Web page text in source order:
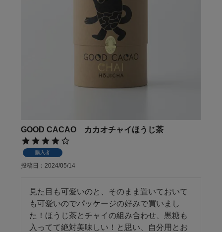
GOOD CACAO カカオチャイほうじ茶
購入者
投稿日 2024/05/14
見た目も可愛いのと、そのまま置いておいて
も可愛いのでパッケージの好みで買いまし
た！ほうじ茶とチャイの組み合わせ、黒糖も
入ってて絶対美味しい！と思い、自分用とお